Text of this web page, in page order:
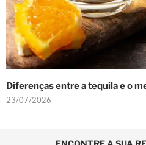
Diferenças entre a tequila e o
23/07/2026